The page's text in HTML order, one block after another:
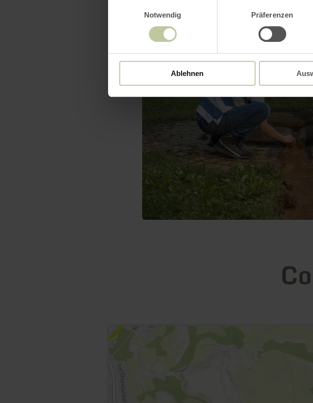
Notwendig
Präferenzen
Ablehnen